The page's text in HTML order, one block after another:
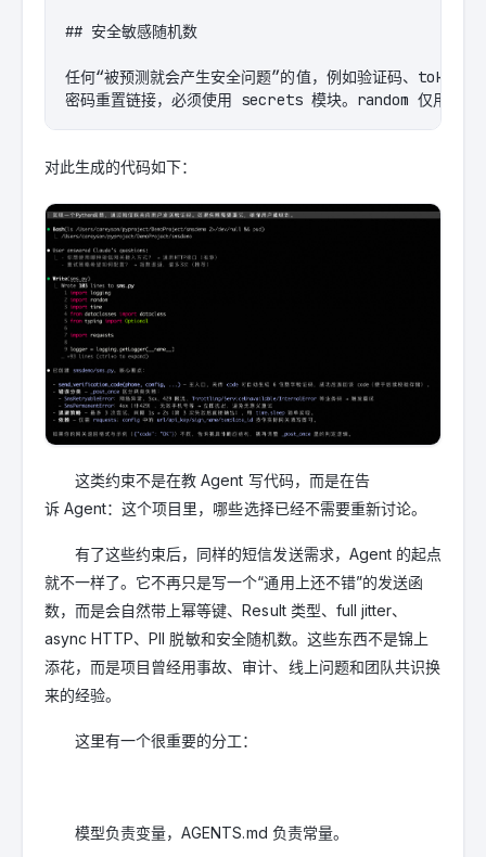
## 安全敏感随机数
任何“被预测就会产生安全问题”的值，例如验证码、token
密码重置链接，必须使用 secrets 模块。random 仅用于非
对此生成的代码如下：
这类约束不是在教 Agent 写代码，而是在告
诉 Agent：这个项目里，哪些选择已经不需要重新讨论。
有了这些约束后，同样的短信发送需求，Agent 的起点
就不一样了。它不再只是写一个“通用上还不错”的发送函
数，而是会自然带上幂等键、Result 类型、full jitter、
async HTTP、PII 脱敏和安全随机数。这些东西不是锦上
添花，而是项目曾经用事故、审计、线上问题和团队共识换
来的经验。
这里有一个很重要的分工：
模型负责变量，AGENTS.md 负责常量。